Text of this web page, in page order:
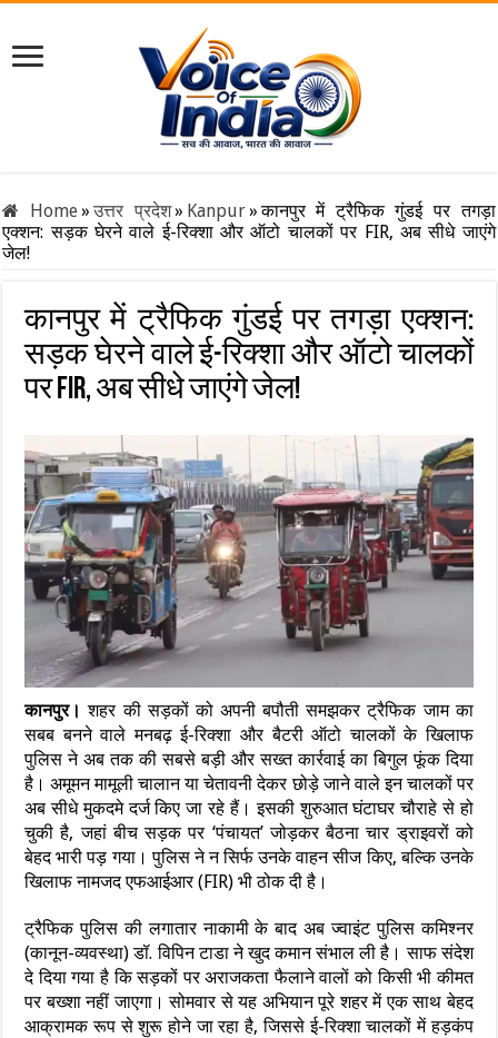
Home» उत्तर प्रदेश» Kanpur»कानपुर में ट्रैफिक गुंडई पर तगड़ा
एक्शन: सड़क घेरने वाले ई-रिक्शा और ऑटो चालकों पर FIR, अब सीधे जाएंगे
जेल!
कानपुर में ट्रैफिक गुंडई पर तगड़ा एक्शन:
सड़क घेरने वाले ई-रिक्शा और ऑटो चालकों
पर FIR, अब सीधे जाएंगे जेल!
कानपुर। शहर की सड़कों को अपनी बपौती समझकर ट्रैफिक जाम का
सबब बनने वाले मनबढ़ ई-रिक्शा और बैटरी ऑटो चालकों के खिलाफ
पुलिस ने अब तक की सबसे बड़ी और सख्त कार्रवाई का बिगुल फूंक दिया
है। अमूमन मामूली चालान या चेतावनी देकर छोड़े जाने वाले इन चालकों पर
अब सीधे मुकदमे दर्ज किए जा रहे हैं। इसकी शुरुआत घंटाघर चौराहे से हो
चुकी है, जहां बीच सड़क पर ‘पंचायत’ जोड़कर बैठना चार ड्राइवरों को
बेहद भारी पड़ गया। पुलिस ने न सिर्फ उनके वाहन सीज किए, बल्कि उनके
खिलाफ नामजद एफआईआर (FIR) भी ठोक दी है।
ट्रैफिक पुलिस की लगातार नाकामी के बाद अब ज्वाइंट पुलिस कमिश्नर
(कानून-व्यवस्था) डॉ. विपिन टाडा ने खुद कमान संभाल ली है। साफ संदेश
दे दिया गया है कि सड़कों पर अराजकता फैलाने वालों को किसी भी कीमत
पर बख्शा नहीं जाएगा। सोमवार से यह अभियान पूरे शहर में एक साथ बेहद
आक्रामक रूप से शुरू होने जा रहा है, जिससे ई-रिक्शा चालकों में हड़कंप